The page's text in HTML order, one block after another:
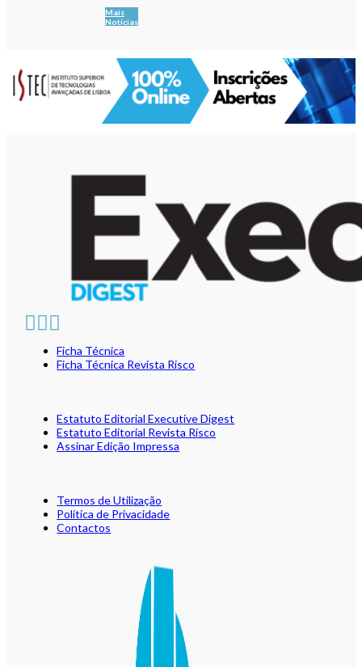
Mais
Notícias
Ficha Técnica
Ficha Técnica Revista Risco
Estatuto Editorial Executive Digest
Estatuto Editorial Revista Risco
Assinar Edição Impressa
Termos de Utilização
Política de Privacidade
Contactos